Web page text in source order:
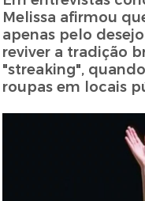
Melissa afirmou
apenas pelo
reviver a tradição
"streaking",
roupas em locais